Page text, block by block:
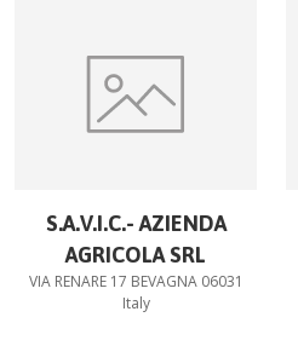
S.A.V.I.C.- AZIENDA
AGRICOLA SRL
VIA RENARE 17 BEVAGNA 06031
Italy